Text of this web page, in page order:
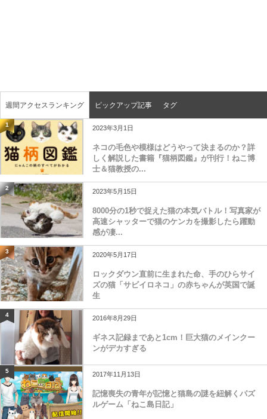
週間アクセスランキング ピックアップ記事 タグ
1 2023年3月1日
ネコの毛色や模様はどうやって決まるのか？詳
しく解説した書籍『猫柄図鑑』が刊行！ねこ博
士＆猫教授の...
2 2023年5月15日
8000分の1秒で捉えた猫の本気バトル！写真家が
高速シャッターで猫のケンカを撮影したら躍動
感が凄...
3 2020年5月17日
ロックダウン直前に生まれた命、手のひらサイ
ズの猫「サビイロネコ」の赤ちゃんが英国で誕
生
4 2016年8月29日
ギネス記録まであと1cm！巨大猫のメインクー
ンがデカすぎる
5 2017年11月13日
記憶喪失の青年が記憶と猫島の謎を紐解くパズ
ルゲーム「ねこ島日記」